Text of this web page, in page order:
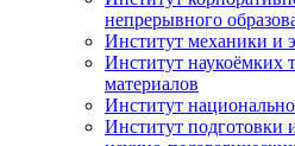
непрерывного
Институт механики и
Институт наукоёмких
материалов
Институт
Институт подготовки